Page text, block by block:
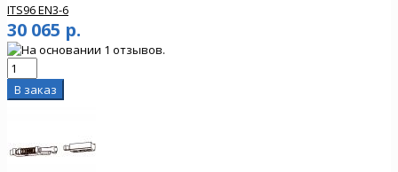
ITS96 EN3-6
30 065 р.